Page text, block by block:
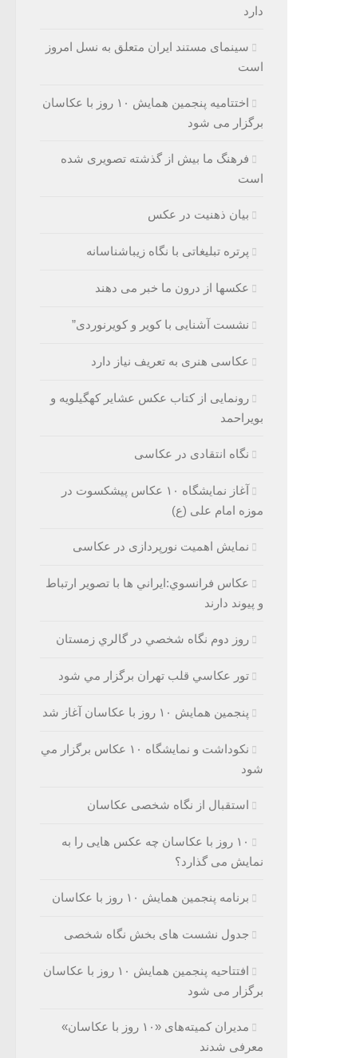
دارد
سینمای مستند ایران متعلق به نسل امروز
است
اختتامیه پنجمین همایش ۱۰ روز با عکاسان
برگزار می شود
فرهنگ ما بیش از گذشته تصویری شده
است
بیان ذهنیت در عکس
پرتره تبلیغاتی با نگاه زیباشناسانه
عکسها از درون ما خبر می دهند
نشست آشنایی با کویر و کویرنوردی”
عکاسی هنری به تعریف نیاز دارد
رونمایی از کتاب عکس عشایر کهگیلویه و
بویراحمد
نگاه انتقادی در عکاسی
آغاز نمایشگاه ۱۰ عکاس پیشکسوت در
موزه امام علی (ع)
نمایش اهمیت نورپردازی در عکاسی
عكاس فرانسوي:ايراني ها با تصوير ارتباط
و پيوند دارند
روز دوم نگاه شخصي در گالري زمستان
تور عكاسي قلب تهران برگزار مي شود
پنجمین همایش ۱۰ روز با عکاسان آغاز شد
نکوداشت و نمایشگاه ۱۰ عکاس برگزار مي
شود
استقبال از نگاه شخصی عکاسان
۱۰ روز با عکاسان چه عکس هایی را به
نمایش می گذارد؟
برنامه پنجمین همایش ۱۰ روز با عکاسان
جدول نشست های بخش نگاه شخصی
افتتاحیه پنجمین همایش ۱۰ روز با عکاسان
برگزار می شود
مدیران کمیته‌های «۱۰ روز با عکاسان»
معرفی شدند